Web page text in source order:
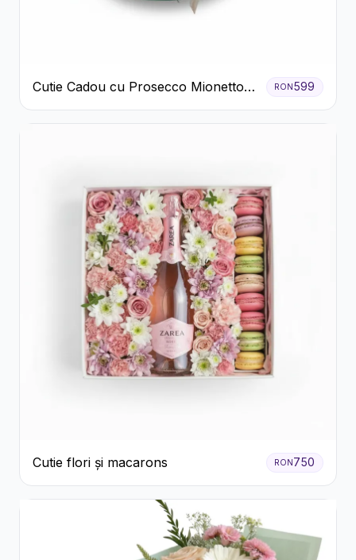
Cutie Cadou cu Prosecco Mionetto
Ferrero Rocher și Flori Pastelate
RON599
Cutie flori și macarons RON750